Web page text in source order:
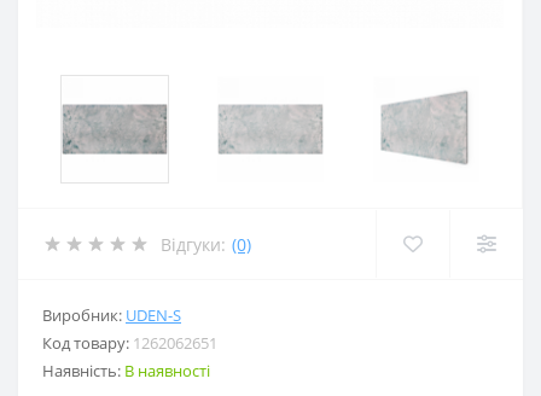
Відгуки: (0)
Виробник: UDEN-S
Код товару: 1262062651
Наявність: В наявності